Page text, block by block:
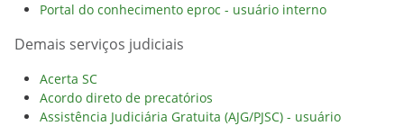
Portal do conhecimento eproc - usuário interno
Demais serviços judiciais
Acerta SC
Acordo direto de precatórios
Assistência Judiciária Gratuita (AJG/PJSC) - usuário